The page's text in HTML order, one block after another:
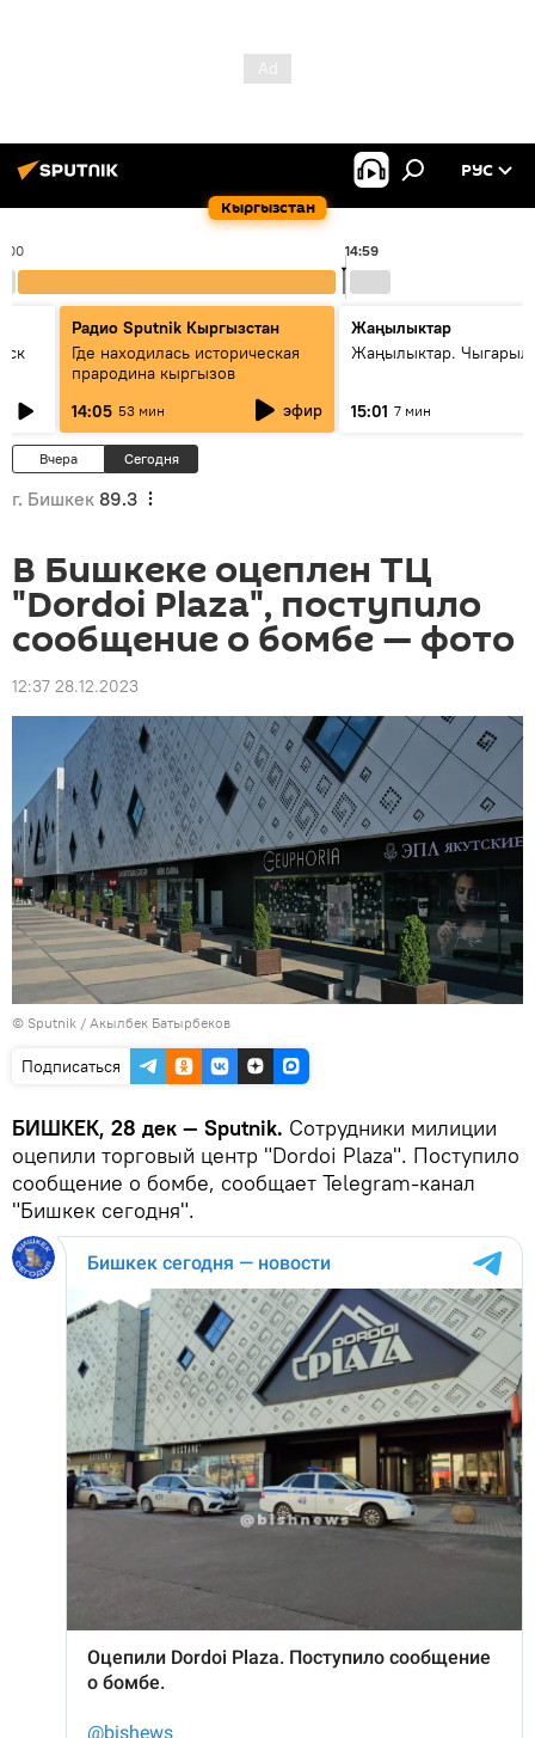
Кыргызстан
РУС
14:59
Радио Sputnik Кыргызстан
Где находилась историческая
прародина кыргызов
14:05 53 мин эфир
Жаңылыктар
Жаңылыктар.
15:01 7 мин
Вчера Сегодня
г. Бишкек 89.3
В Бишкеке оцеплен ТЦ
"Dordoi Plaza", поступило
сообщение о бомбе — фото
12:37 28.12.2023
© Sputnik / Акылбек Батырбеков
Подписаться
БИШКЕК, 28 дек — Sputnik. Сотрудники милиции
оцепили торговый центр "Dordoi Plaza". Поступило
сообщение о бомбе, сообщает Telegram-канал
"Бишкек сегодня".